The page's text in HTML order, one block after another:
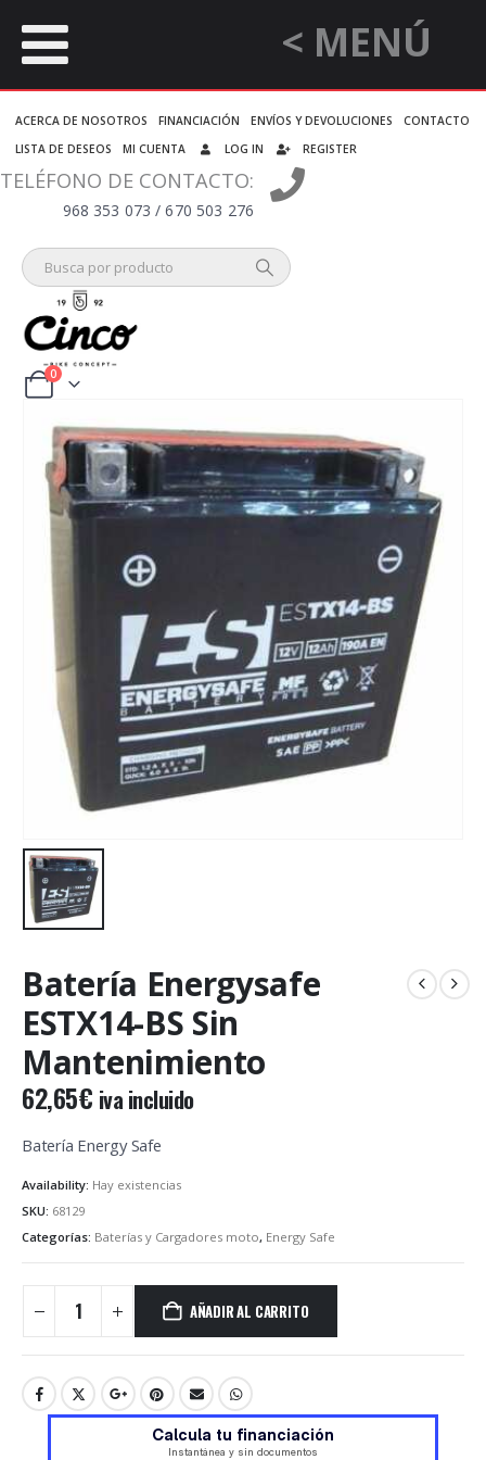
< MENÚ
ACERCA DE NOSOTROS FINANCIACIÓN ENVÍOS Y DEVOLUCIONES
CONTACTO
LISTA DE DESEOS
MI CUENTA LOG IN REGISTER
TELÉFONO DE CONTACTO:
968 353 073 / 670 503 276
0
Batería Energysafe
ESTX14-BS Sin
Mantenimiento
62,65€ iva incluido
Batería Energy Safe
Availability: Hay existencias
SKU: 68129
Categorías: Baterías y Cargadores moto, Energy Safe
AÑADIR AL CARRITO